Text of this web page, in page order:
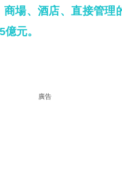
商場、酒店、直接管理
元。
廣告